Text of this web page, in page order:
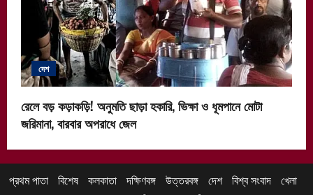
দেশ
রেলে বড় কড়াকড়ি! অনুমতি ছাড়া হকারি, ভিক্ষা ও ধূমপানে মোটা
জরিমানা, বারবার অপরাধে জেল
প্রথম পাতা বিশেষ কলকাতা দক্ষিণবঙ্গ উত্তরবঙ্গ দেশ বিশ্ব সংবাদ খেলা